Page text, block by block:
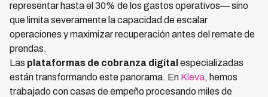
representar hasta el 30% de los gastos operativos— sino
que limita severamente la capacidad de escalar
operaciones y maximizar recuperación antes del remate de
prendas.
Las plataformas de cobranza digital especializadas
están transformando este panorama. En Kleva, hemos
trabajado con casas de empeño procesando miles de